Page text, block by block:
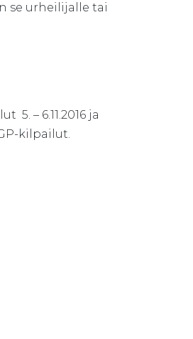
se urheilijalle tai
– 6.11.2016 ja
kilpailut.